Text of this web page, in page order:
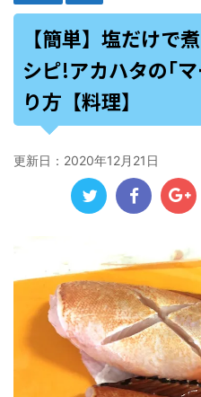
【簡単】塩だけで
シピ!アカハタの｢
り方【料理】
更新日： 2020年12月21日